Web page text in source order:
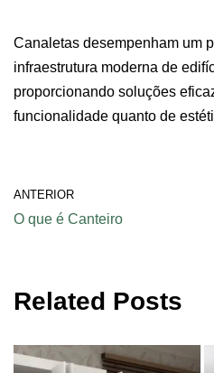
Canaletas desempenham um
infraestrutura moderna de
proporcionando soluções
funcionalidade quanto de
ANTERIOR
O que é Canteiro
Related Posts